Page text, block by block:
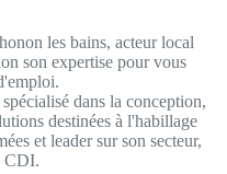
les bains, acteur local
son expertise pour vous
dans la conception,
destinées à l'habillage
et leader sur son secteur,
CDI.